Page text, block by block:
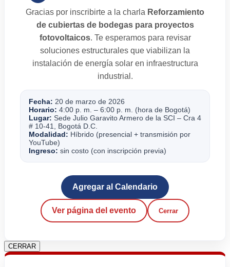
Gracias por inscribirte a la charla Reforzamiento
de cubiertas de bodegas para proyectos
fotovoltaicos. Te esperamos para revisar
soluciones estructurales que viabilizan la
instalación de energía solar en infraestructura
industrial.
Fecha: 20 de marzo de 2026
Horario: 4:00 p. m. – 6:00 p. m. (hora de Bogotá)
Lugar: Sede Julio Garavito Armero de la SCI – Cra 4
# 10-41, Bogotá D.C.
Modalidad: Híbrido (presencial + transmisión por
YouTube)
Ingreso: sin costo (con inscripción previa)
Agregar al Calendario
Ver página del evento Cerrar
CERRAR